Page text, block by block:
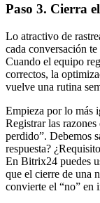
Paso 3. Cierra
Lo atractivo de
cada conversación
Cuando el equipo
correctos, la
vuelve una rutina
Empieza por lo más
Registrar las
perdido”. Debemos
respuesta?
En Bitrix24 puedes
que el cierre de una
convierte el “no” en